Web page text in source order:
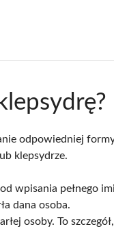
odpowiedniej
klepsydrze.
wpisania pełnego
dana osoba.
osoby. To